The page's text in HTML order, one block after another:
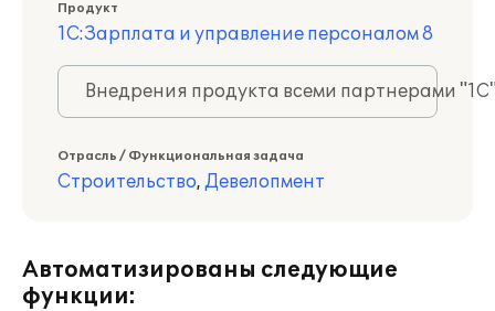
Продукт
1С:Зарплата и управление персоналом 8
Внедрения продукта всеми партнерами
Отрасль / Функциональная задача
Строительство, Девелопмент
Автоматизированы следующие
функции: